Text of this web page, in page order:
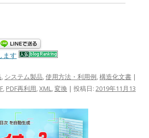
ます
, システム製品,使用方法・利用例,構造化文書 |
, PDF再利用,XML,変換 | 投稿日: 2019年11月13